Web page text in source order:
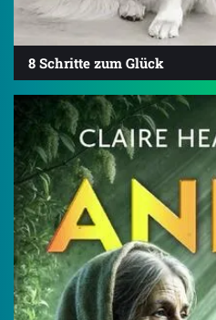
8 Schritte zum Glück